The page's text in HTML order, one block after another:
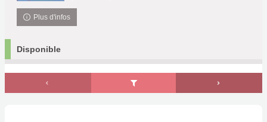
Plus d'infos
Disponible